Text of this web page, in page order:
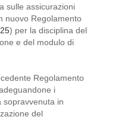
sulle assicurazioni
nuovo Regolamento
) per la disciplina del
e del modulo di
Regolamento
i
sopravvenuta in
del